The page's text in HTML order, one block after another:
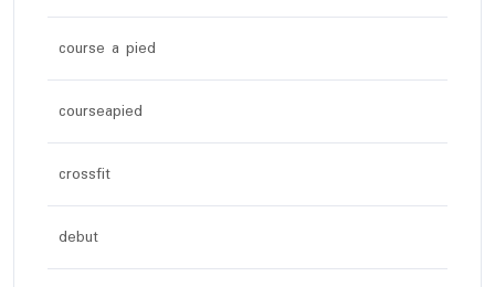
course a pied
courseapied
crossfit
debut